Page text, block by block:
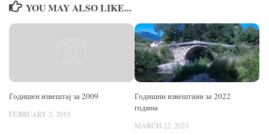
YOU MAY ALSO LIKE...
Годишен извештај за 2009
FEBRUARY 2, 2010
Годишни извештаии за 2022
година
MARCH 22, 2023